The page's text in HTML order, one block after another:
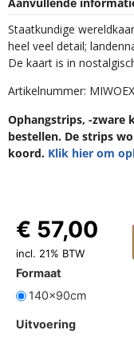
Staatkundige
heel veel detail;
De kaart is in
Artikelnummer:
Ophangstrips, -
bestellen. De strips
koord. Klik hier om
Formaat
140x90cm
Uitvoering
€ 57,00
incl. 21% BTW